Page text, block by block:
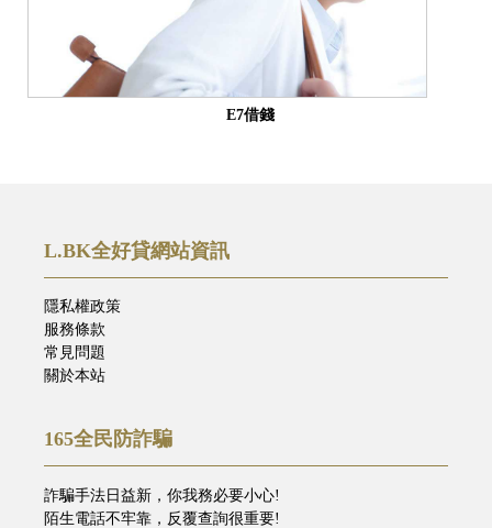
E7借錢
L.BK全好貸網站資訊
隱私權政策
服務條款
常見問題
關於本站
165全民防詐騙
詐騙手法日益新，你我務必要小心!
陌生電話不牢靠，反覆查詢很重要!